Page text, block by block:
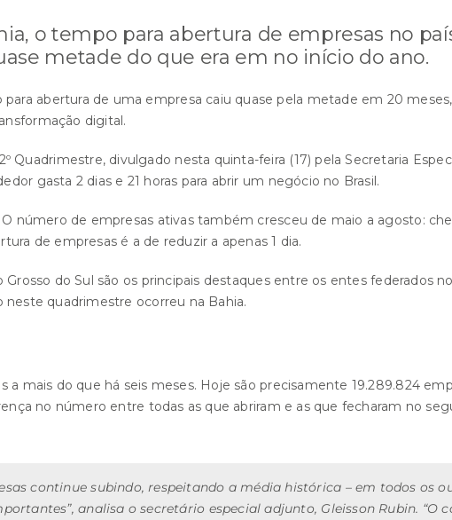
o tempo para abertura de empresas no
metade do que era em no início do ano.
abertura de uma empresa caiu quase pela metade em 20
digital.
Quadrimestre, divulgado nesta quinta-feira (17) pela Secretaria
gasta 2 dias e 21 horas para abrir um negócio no Brasil.
O número de empresas ativas também cresceu de maio a agosto:
de empresas é a de reduzir a apenas 1 dia.
do Sul são os principais destaques entre os entes federados
neste quadrimestre ocorreu na Bahia.
a mais do que há seis meses. Hoje são precisamente 19.289.824
no número entre todas as que abriram e as que fecharam no
continue subindo, respeitando a média histórica – em todos os
analisa o secretário especial adjunto, Gleisson Rubin. “O